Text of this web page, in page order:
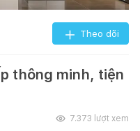
Theo dõi
thông minh, tiện
7.373 lượt xem